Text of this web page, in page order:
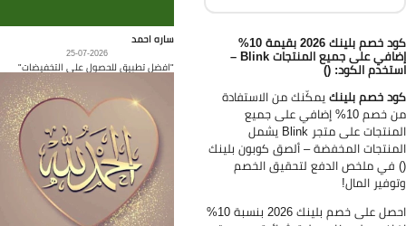
كود خصم بلينك 2026 بقيمة 10%
إضافي على جميع المنتجات Blink –
الكود: ()
خصم بلينكيمكّنك من الاستفادة
من خصم 10% إضافي على جميع
المنتجات على متجر Blink يشمل
المخفضة – ألصق كوبون بلينك
في ملخص الدفع لتحقيق الخصم
المال!
احصل على خصم بلينك 2026 بنسبة 10%
ساره احمد
25-07-2026
"افضل تطبيق للحصول على التخفيضات"